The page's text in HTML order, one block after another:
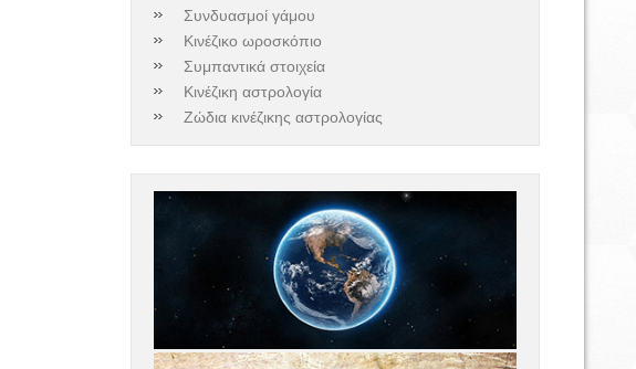
Συνδυασμοί γάμου
Κινέζικο ωροσκόπιο
Συμπαντικά στοιχεία
Κινέζικη αστρολογία
Ζώδια κινέζικης αστρολογίας